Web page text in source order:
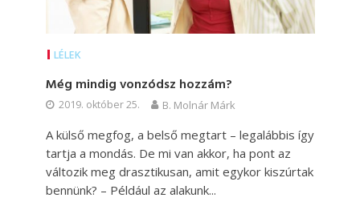
LÉLEK
Még mindig vonzódsz hozzám?
2019. október 25. B. Molnár Márk
A külső megfog, a belső megtart – legalábbis így
tartja a mondás. De mi van akkor, ha pont az
változik meg drasztikusan, amit egykor kiszúrtak
bennünk? – Például az alakunk...